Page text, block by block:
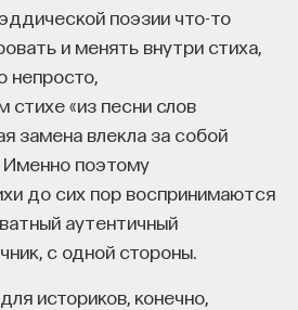
поэзии что-то
и менять внутри стиха,
непросто,
стихе «из песни слов
замена влекла за собой
Именно поэтому
до сих пор воспринимаются
аутентичный
с одной стороны.
историков, конечно,